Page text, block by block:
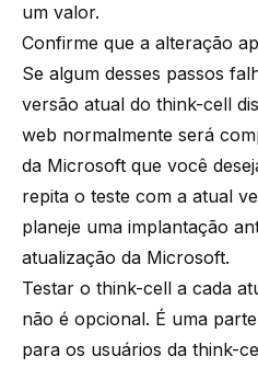
um valor.
Confirme que a alteração
Se algum desses passos
versão atual do think-cell
web normalmente será
da Microsoft que você
repita o teste com a atual
planeje uma implantação
atualização da Microsoft.
Testar o think-cell a cada
não é opcional. É uma
para os usuários da think-